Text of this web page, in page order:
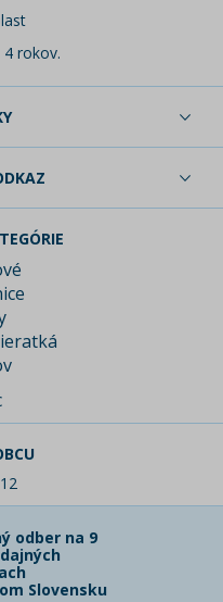
4 rokov.
odber na 9
Slovensku